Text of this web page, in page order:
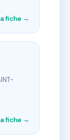
fiche →
fiche →